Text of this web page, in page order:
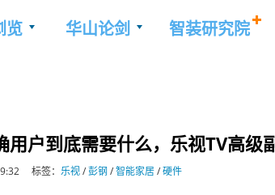
览 华山论剑 智装研究院
用户到底需要什么，乐视TV高级
标签： 乐视/彭钢/智能家居/硬件